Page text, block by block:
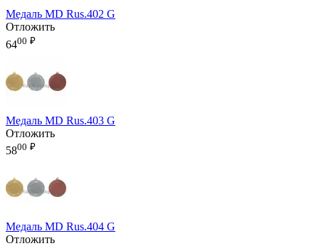
Медаль MD Rus.402 G
Отложить
6400 ₽
Медаль MD Rus.403 G
Отложить
5800 ₽
Медаль MD Rus.404 G
Отложить